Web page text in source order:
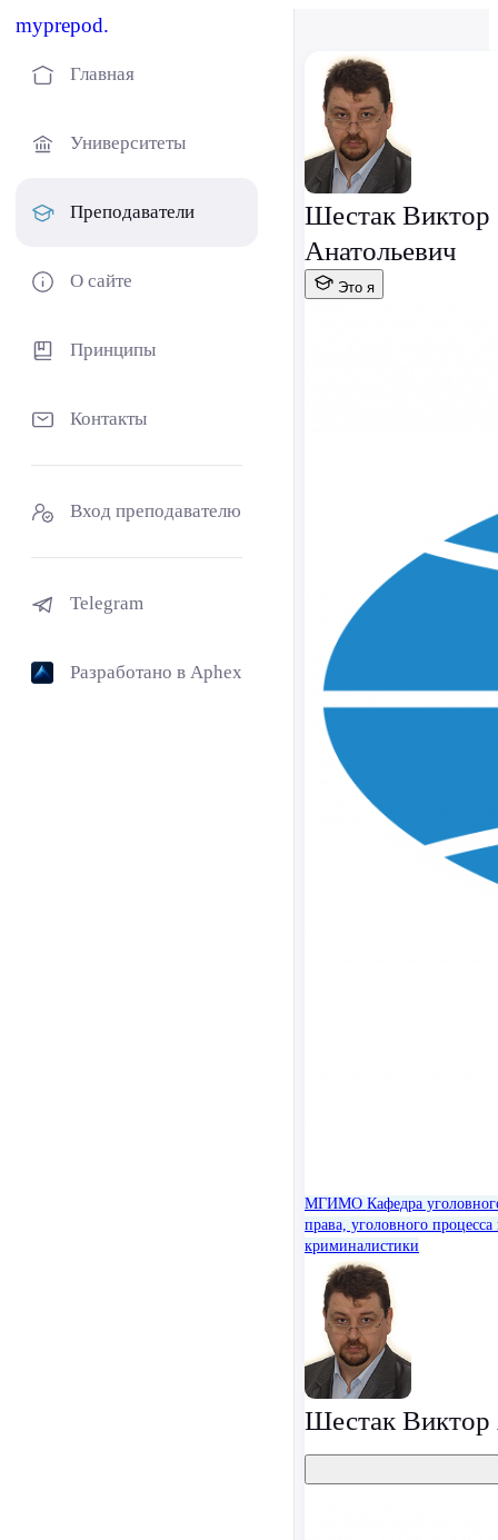
myprepod.
Главная
Университеты
Преподаватели
О сайте
Принципы
Контакты
Вход преподавателю
Telegram
Разработано в Aphex
Шестак Виктор
Анатольевич
Это я
МГИМО Кафедра
права, уголовного процесса
криминалистики
Шестак Виктор